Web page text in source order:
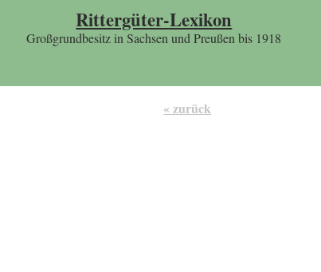
Rittergüter-Lexikon
Großgrundbesitz in Sachsen und Preußen bis 1918
« zurück